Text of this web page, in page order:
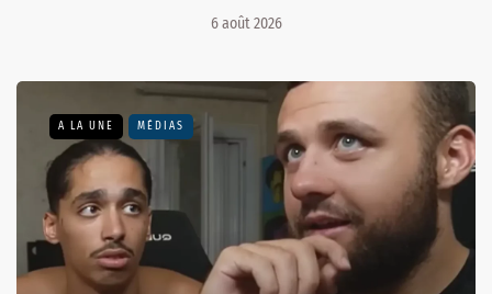
6 août 2026
A LA UNE MÉDIAS